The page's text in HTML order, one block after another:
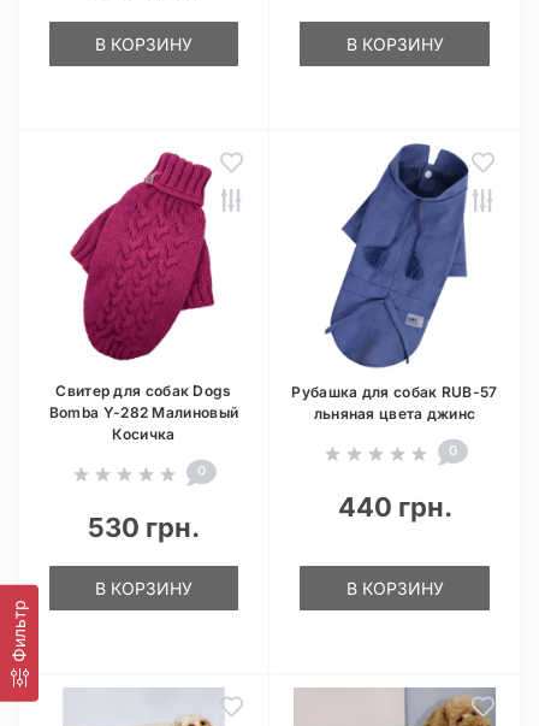
Фильтр
В КОРЗИНУ В КОРЗИНУ
Свитер для собак Dogs
Bomba Y-282 Малиновый
Косичка
0
530 грн.
В КОРЗИНУ
Рубашка для собак RUB-57
льняная цвета джинс
0
440 грн.
В КОРЗИНУ